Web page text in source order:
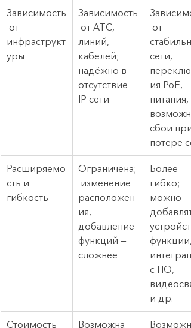
Зависимость
от
инфраструкт
уры
Зависимость
от АТС,
линий,
кабелей;
надёжно в
отсутствие
IP-сети
от
сети,
ия PoE,
питания,
сбои при
потере
Расширяемо
сть и
гибкость
Ограничена;
изменение
расположен
ия,
добавление
функций —
сложнее
Более
гибко;
можно
функции,
с ПО,
и др.
Стоимость Возможна